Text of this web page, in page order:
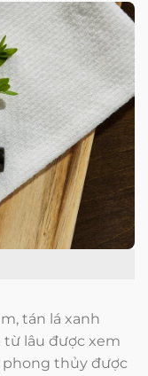
tán lá xanh
lâu được xem
phong thủy được